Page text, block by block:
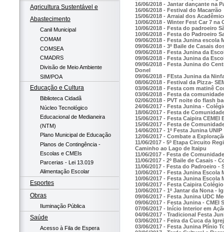
Agricultura Sustentável e
Abastecimento
Canil Municipal
COMAM
COMSEA
CMADRS
Divisão de Meio Ambiente
SIM/POA
Educação e Cultura
Biblioteca Cidadã
Núcleo Tecnológico
Educacional de Medianeira
(NTM)
Plano Municipal de Educação
Planos de Contingência -
Escolas e CMEIs
Parcerias - Lei 13.019
Alimentação Escolar
Esportes
Obras
Iluminação Pública
Saúde
Acesso à Fila de Espera
16/06/2018 - Jantar dançante na
16/06/2018 - Festival do Macarrão
15/06/2018 - Arraial dos
10/06/2018 - Winter Fest Car 7 na
10/06/2018 - Festa do padroeiro
10/06/2018 - Festa do Padroeiro
09/06/2018 - Festa Junina escola
09/06/2018 - 3º Baile de Casais
09/06/2018 - Festa Junina da
09/06/2018 - Festa Junina da
09/06/2018 - Festa Junina do
Donel
09/06/2018 - FEsta Junina da
08/06/2018 - Festival da Pizza-
03/06/2018 - Festa com matinê
03/06/2018 - Festa da
02/06/2018 - PVT noite do flash
24/06/2017 - Festa Junina -
18/06/2017 - Festa de
15/06/2017 - Festa Caipira CEMEI
15/06/2017 - Festa de
14/06/2017 - 1º Festa Junina UNIP
12/06/2017 - Combate a
11/06/2017 - 5º Etapa Circuito
Caminho ao Lago de Itaipu
11/06/2017 - Festa de
11/06/2017 - 2º Baile de Casais -
11/06/2017 - Festa do Padroeiro
10/06/2017 - Festa Junina
10/06/2017 - Festa Junina
10/06/2017 - Festa Caipira
10/06/2017 - 1º Jantar da Nona -
09/06/2017 - Festa Junina UDC
09/06/2017 - Festa Junina - CMEI
07/06/2017 - Início Interior em
04/06/2017 - Tradicional Festa
03/06/2017 - Feira da Cuca da
03/06/2017 - Festa Junina Plínio